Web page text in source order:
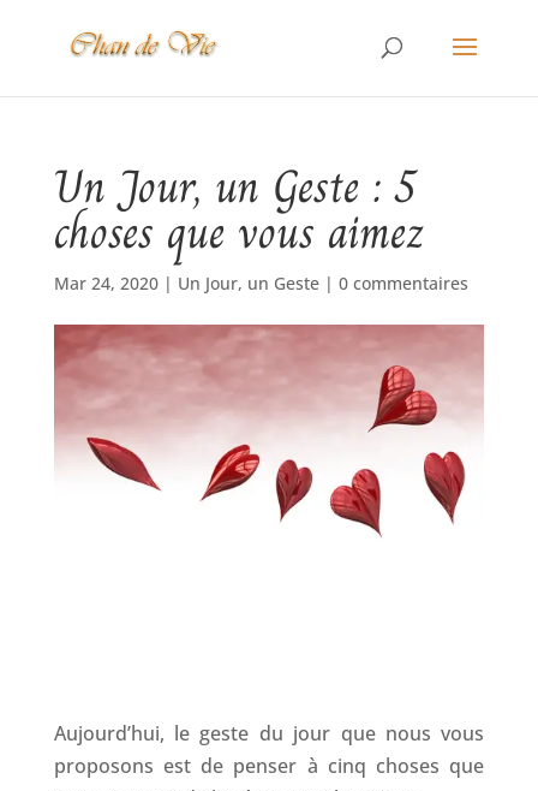
Un Jour, un Geste : 5
choses que vous aimez
Mar 24, 2020| Un Jour, un Geste| 0 commentaires
Aujourd’hui, le geste du jour que nous vous
proposons est de penser à cinq choses que